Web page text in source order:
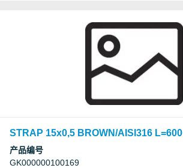
STRAP 15x0,5 BROWN/AISI316 L=600
产品编号
GK000000100169